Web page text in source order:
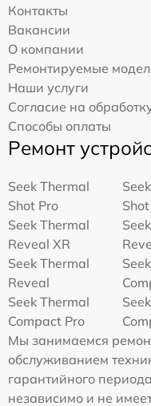
Контакты
Вакансии
О компании
Ремонтируемые
Наши услуги
Согласие на
Способы оплаты
Ремонт
Seek Thermal
Shot Pro
Shot
Seek Thermal
Reveal XR
Seek Thermal
Reveal
Seek Thermal
Compact Pro
Мы занимаемся
обслуживанием
гарантийного
независимо и не